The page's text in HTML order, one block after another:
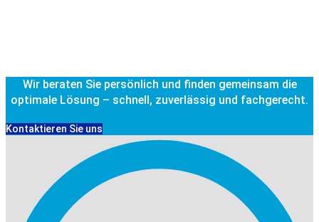
Wir beraten Sie persönlich und finden gemeinsam die
optimale Lösung – schnell, zuverlässig und fachgerecht.
Kontaktieren Sie uns